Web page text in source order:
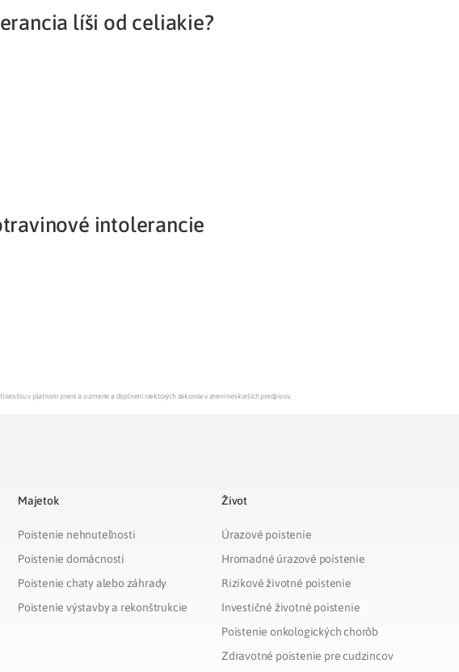
líši od celiakie?
intolerancie
v platnom znení a o zmene a doplnení niektorých zákonov v znení neskorších predpisov.
Majetok
Poistenie nehnuteľnosti
Poistenie domácnosti
Poistenie chaty alebo záhrady
Poistenie výstavby a rekonštrukcie
Život
Úrazové poistenie
Hromadné úrazové poistenie
Rizikové životné poistenie
Investičné životné poistenie
Poistenie onkologických chorôb
Zdravotné poistenie pre cudzincov